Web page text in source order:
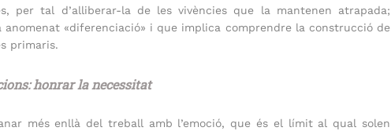
per tal d’alliberar-la de les vivències que la mantenen atrapada;
anomenat «diferenciació» i que implica comprendre la construcció de
primaris.
honrar la necessitat
més enllà del treball amb l’emoció, que és el límit al qual solen